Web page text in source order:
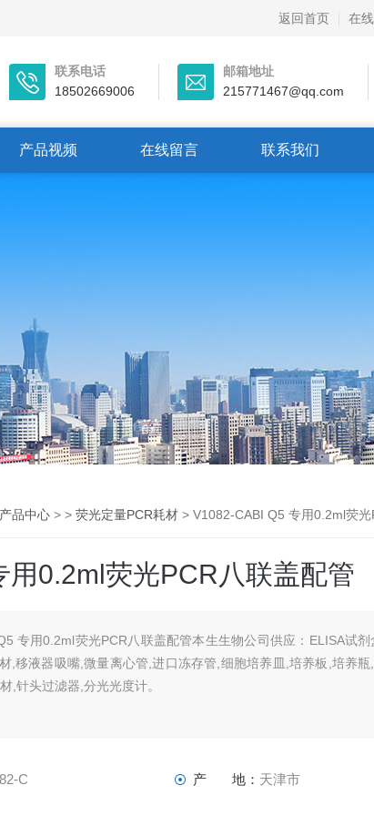
返回首页 在
联系电话
18502669006
邮箱地址
215771467@qq.com
产品视频 在线留言 联系我们
产品中心> > 荧光定量PCR耗材> V1082-CABI Q5 专用0.2ml荧光
用0.2ml荧光PCR八联盖配管
专用0.2ml荧光PCR八联盖配管本生生物公司供应：ELISA试剂
,移液器吸嘴,微量离心管,进口冻存管,细胞培养皿,培养板,培养
,针头过滤器,分光光度计。
C 产 地： 天津市